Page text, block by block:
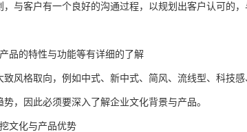
，与客户有一个良好的沟通过程，以规划出客户认可的
品的特性与功能等有详细的了解
致风格取向，例如中式、新中式、简风、流线型、科技
，因此必须要深入了解企业文化背景与产品。
文化与产品优势